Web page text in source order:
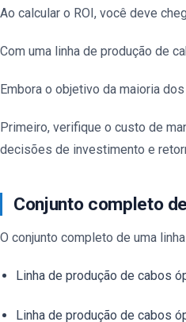
Ao calcular o ROI, você deve
Com uma linha de produção de
Embora o objetivo da maioria
Primeiro, verifique o custo de
decisões de investimento e
Conjunto completo
O conjunto completo de uma
Linha de produção de cabos
Linha de produção de cabos